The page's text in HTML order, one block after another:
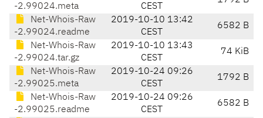
-2.99024.meta
CEST
Net-Whois-Raw
-2.99024.readme
2019-10-10 13:42
CEST
6582 B
Net-Whois-Raw
-2.99024.tar.gz
2019-10-10 13:43
CEST
74 KiB
Net-Whois-Raw
-2.99025.meta
2019-10-24 09:26
CEST
1792 B
Net-Whois-Raw
-2.99025.readme
2019-10-24 09:26
CEST
6582 B